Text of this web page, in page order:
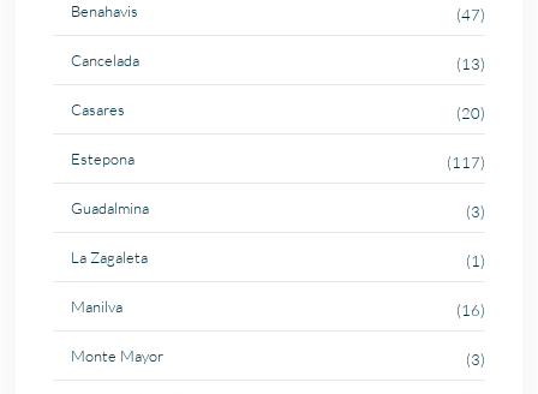
Benahavis (47)
Cancelada (13)
Casares (20)
Estepona (117)
Guadalmina (3)
La Zagaleta (1)
Manilva (16)
Monte Mayor (3)